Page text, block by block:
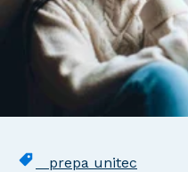
prepa unitec